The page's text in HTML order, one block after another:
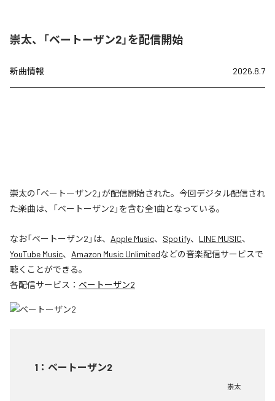
崇太、「ベートーザン2」を配信開始
新曲情報 2026.8.7
崇太の「ベートーザン2」が配信開始された。今回デジタル配信され
た楽曲は、「ベートーザン2」を含む全1曲となっている。
なお「ベートーザン2 」は、 Apple Music、 Spotify、 LINE MUSIC、
YouTube Music、 Amazon Music Unlimitedなどの音楽配信サービスで
聴くことができる。
各配信サービス： ベートーザン2
1 ： ベートーザン2
崇太